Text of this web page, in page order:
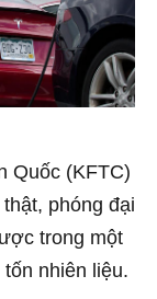
Quốc (KFTC)
phóng đại
trong một
nhiên liệu.